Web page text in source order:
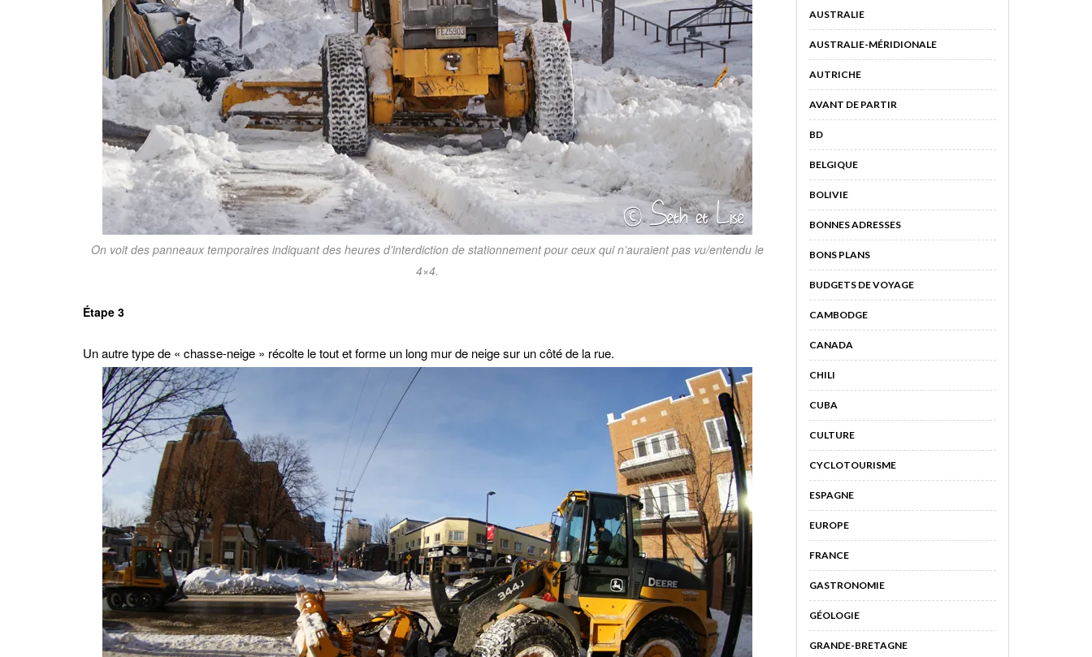
On voit des panneaux temporaires indiquant des heures d’interdiction de stationnement pour ceux qui n’auraient pas vu/entendu le
4×4.
Étape 3
Un autre type de « chasse-neige » récolte le tout et forme un long mur de neige sur un côté de la rue.
AUSTRALIE
AUSTRALIE-MÉRIDIONALE
AUTRICHE
AVANT DE PARTIR
BD
BELGIQUE
BOLIVIE
BONNES ADRESSES
BONS PLANS
BUDGETS DE VOYAGE
CAMBODGE
CANADA
CHILI
CUBA
CULTURE
CYCLOTOURISME
ESPAGNE
EUROPE
FRANCE
GASTRONOMIE
GÉOLOGIE
GRANDE-BRETAGNE